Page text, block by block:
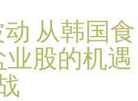
从韩国食
股的机遇